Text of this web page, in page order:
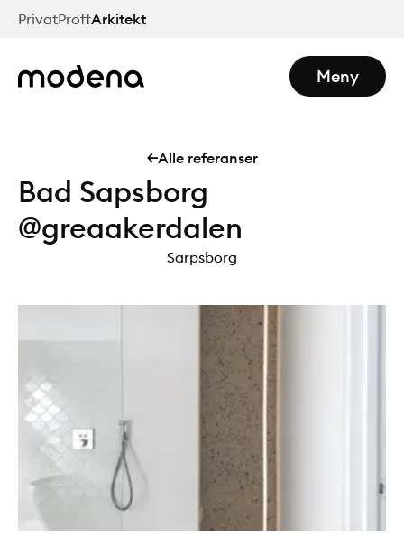
Hopp
PrivatProffArkitekt
Meny
Alle referanser
Bad Sapsborg
@greaakerdalen
Sarpsborg